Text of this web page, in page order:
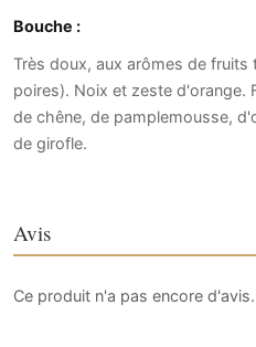
Bouche :
Très doux, aux arômes de
poires). Noix et zeste d'orange.
de chêne, de pamplemousse,
de girofle.
Avis
Ce produit n'a pas encore